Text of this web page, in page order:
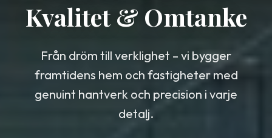
Kvalitet & Omtanke
Från dröm till verklighet – vi bygger
framtidens hem och fastigheter med
genuint hantverk och precision i varje
detalj.